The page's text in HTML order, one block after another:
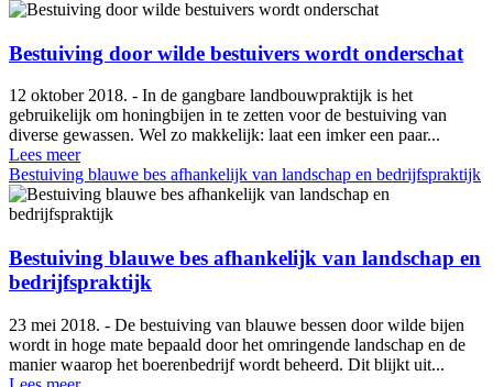
Bestuiving door wilde bestuivers wordt onderschat
12 oktober 2018. - In de gangbare landbouwpraktijk is het
gebruikelijk om honingbijen in te zetten voor de bestuiving van
diverse gewassen. Wel zo makkelijk: laat een imker een paar...
Lees meer
Bestuiving blauwe bes afhankelijk van landschap en bedrijfspraktijk
Bestuiving blauwe bes afhankelijk van landschap en
bedrijfspraktijk
23 mei 2018. - De bestuiving van blauwe bessen door wilde bijen
wordt in hoge mate bepaald door het omringende landschap en de
manier waarop het boerenbedrijf wordt beheerd. Dit blijkt uit...